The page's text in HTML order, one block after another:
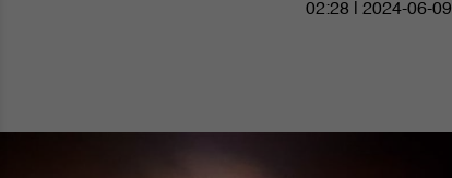
02:28 | 2024-06-09